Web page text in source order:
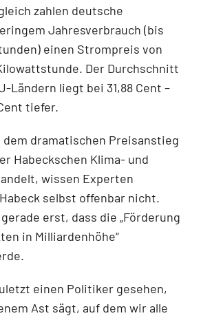
zahlen deutsche
Jahresverbrauch (bis
einen Strompreis von
Der Durchschnitt
Ländern liegt bei 31,88 Cent –
tiefer.
dem dramatischen Preisanstieg
Habeckschen Klima- und
wissen Experten
selbst offenbar nicht.
erst, dass die „Förderung
in Milliardenhöhe“
einen Politiker gesehen,
Ast sägt, auf dem wir alle